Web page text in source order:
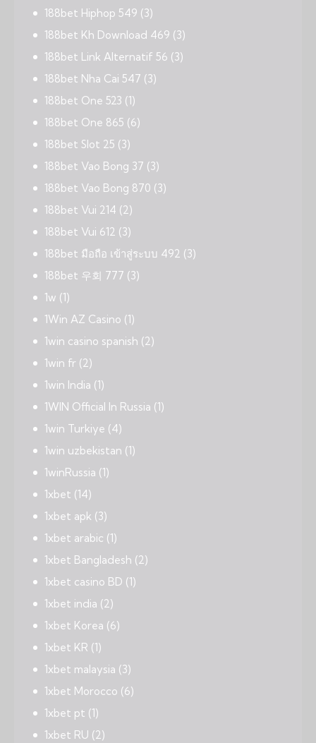
188bet Hiphop 549 (3)
188bet Kh Download 469 (3)
188bet Link Alternatif 56 (3)
188bet Nha Cai 547 (3)
188bet One 523 (1)
188bet One 865 (6)
188bet Slot 25 (3)
188bet Vao Bong 37 (3)
188bet Vao Bong 870 (3)
188bet Vui 214 (2)
188bet Vui 612 (3)
188bet มือถือ เข้าสู่ระบบ 492 (3)
188bet 우회 777 (3)
1w (1)
1Win AZ Casino (1)
1win casino spanish (2)
1win fr (2)
1win India (1)
1WIN Official In Russia (1)
1win Turkiye (4)
1win uzbekistan (1)
1winRussia (1)
1xbet (14)
1xbet apk (3)
1xbet arabic (1)
1xbet Bangladesh (2)
1xbet casino BD (1)
1xbet india (2)
1xbet Korea (6)
1xbet KR (1)
1xbet malaysia (3)
1xbet Morocco (6)
1xbet pt (1)
1xbet RU (2)